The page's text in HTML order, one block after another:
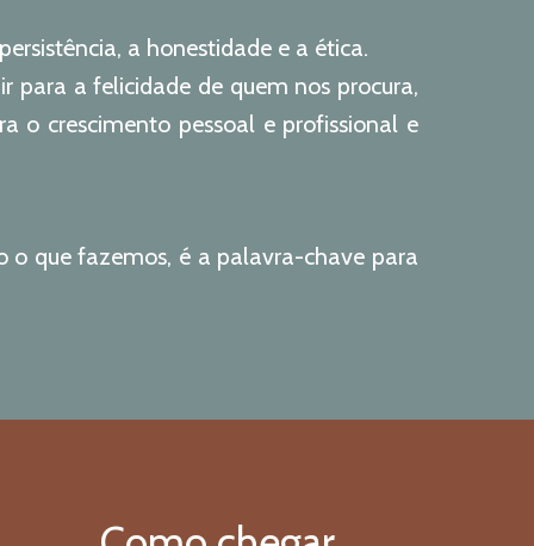
a honestidade e a ética.
para a felicidade de quem nos procura,
o crescimento pessoal e profissional e
o que fazemos, é a palavra-chave para